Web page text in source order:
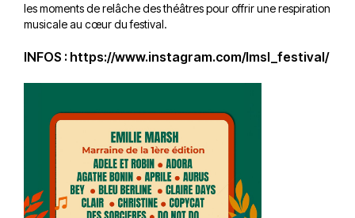
les moments de relâche des théâtres pour offrir une respiration
musicale au cœur du festival.
INFOS : https://www.instagram.com/lmsl_festival/